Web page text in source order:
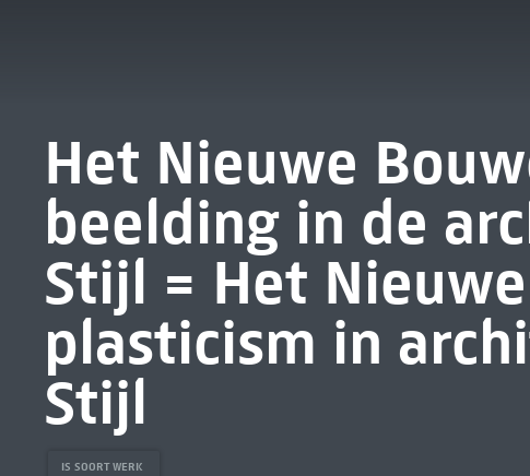
Het Nieuwe
beelding in de
Stijl = Het
plasticism in
Stijl
IS SOORT WERK